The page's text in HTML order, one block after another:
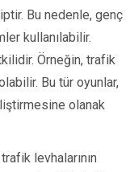
Bu nedenle, genç
kullanılabilir.
Örneğin, trafik
Bu tür oyunlar,
olanak
levhalarının